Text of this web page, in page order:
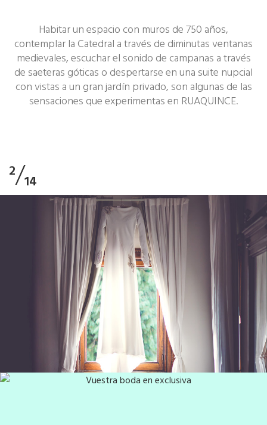
Habitar un espacio con muros de 750 años,
contemplar la Catedral a través de diminutas ventanas
medievales, escuchar el sonido de campanas a través
de saeteras góticas o despertarse en una suite nupcial
con vistas a un gran jardín privado, son algunas de las
sensaciones que experimentas en RUAQUINCE.
2/14